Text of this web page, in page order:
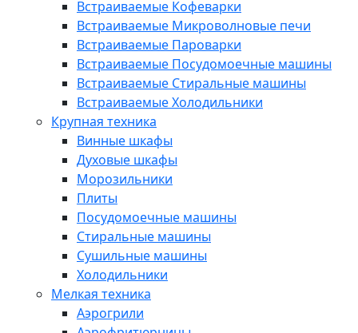
Встраиваемые Кофеварки
Встраиваемые Микроволновые печи
Встраиваемые Пароварки
Встраиваемые Посудомоечные машины
Встраиваемые Стиральные машины
Встраиваемые Холодильники
Крупная техника
Винные шкафы
Духовые шкафы
Морозильники
Плиты
Посудомоечные машины
Стиральные машины
Сушильные машины
Холодильники
Мелкая техника
Аэрогрили